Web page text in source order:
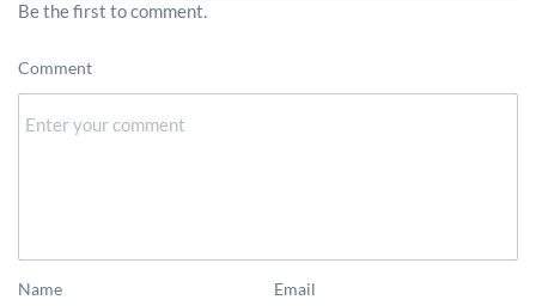
Be the first to comment.
Comment
Name Email